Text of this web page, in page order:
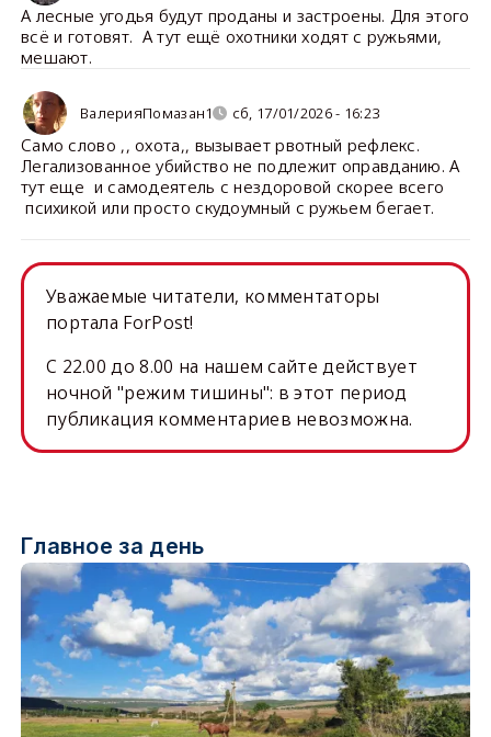
А лесные угодья будут проданы и застроены. Для этого
всё и готовят. А тут ещё охотники ходят с ружьями,
мешают.
ВалерияПомазан1 сб, 17/01/2026 - 16:23
Само слово ,, охота,, вызывает рвотный рефлекс.
Легализованное убийство не подлежит оправданию. А
тут еще и самодеятель с нездоровой скорее всего
психикой или просто скудоумный с ружьем бегает.
Уважаемые читатели, комментаторы
портала ForPost!
C 22.00 до 8.00 на нашем сайте действует
ночной "режим тишины": в этот период
публикация комментариев невозможна.
Главное за день